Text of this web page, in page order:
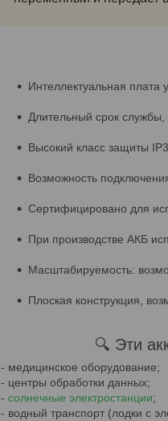
Интеллектуальная плата
Длительный срок
Высокий класс защиты
Возможность
Сертифицировано для
При производстве АКБ
Масштабируемость:
Плоская конструкция,
🔍 Эти
- медицинское оборудование;
- центры обработки данных;
- солнечные электростанции;
- водный транспорт (лодки с